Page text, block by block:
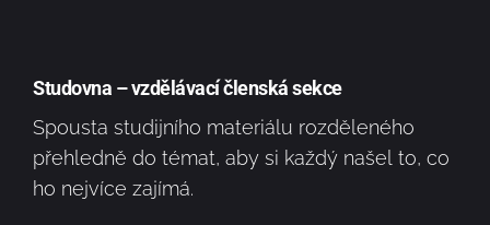
Studovna – vzdělávací členská sekce
Spousta studijního materiálu rozděleného
přehledně do témat, aby si každý našel to, co
ho nejvíce zajímá.